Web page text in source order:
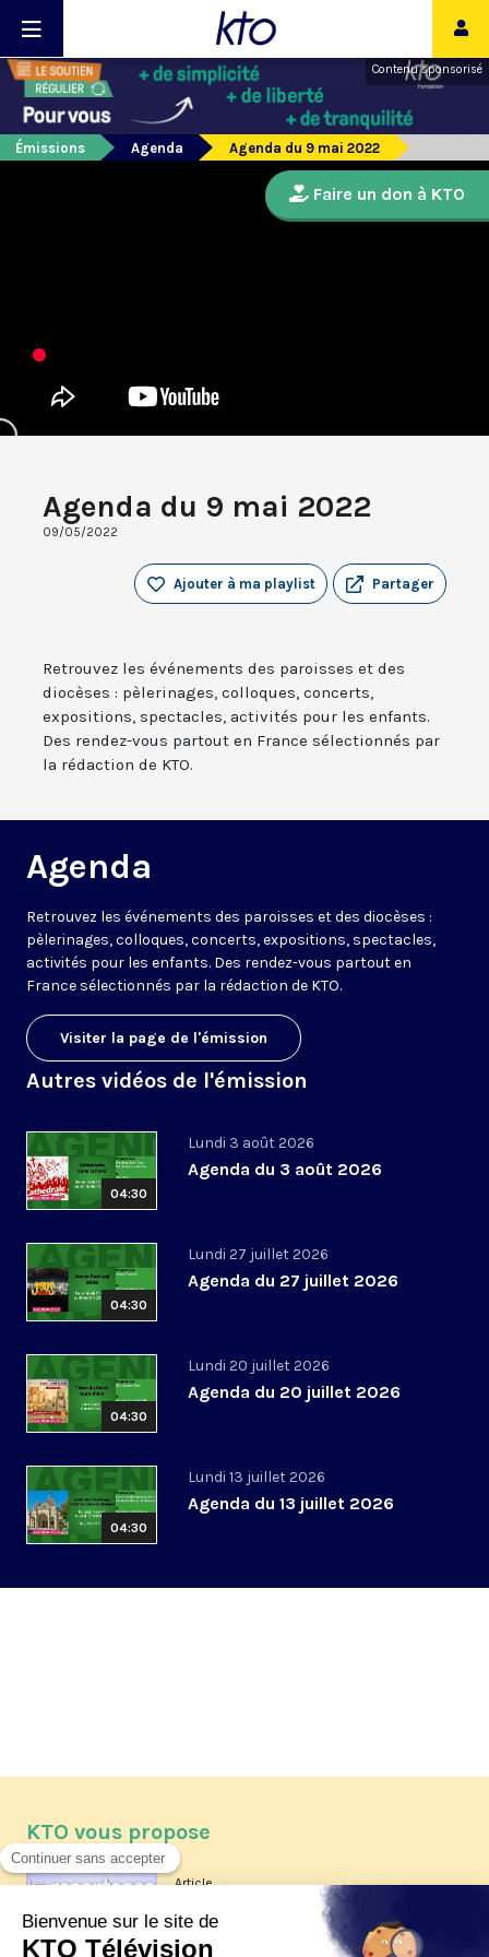
Contenu sponsorisé
Émissions Agenda Agenda du 9 mai 2022
Agenda du 9 mai 2022
09/05/2022
Partager
Ajouter à ma playlist
Retrouvez les événements des paroisses et des
diocèses : pèlerinages, colloques, concerts,
expositions, spectacles, activités pour les enfants.
Des rendez-vous partout en France sélectionnés par
la rédaction de KTO.
Agenda
Retrouvez les événements des paroisses et des diocèses :
pèlerinages, colloques, concerts, expositions, spectacles,
activités pour les enfants. Des rendez-vous partout en
France sélectionnés par la rédaction de KTO.
Visiter la page de l'émission
Autres vidéos de l'émission
04:30
Lundi 3 août 2026
Agenda du 3 août 2026
04:30
Lundi 27 juillet 2026
Agenda du 27 juillet 2026
04:30
Lundi 20 juillet 2026
Agenda du 20 juillet 2026
04:30
Lundi 13 juillet 2026
Agenda du 13 juillet 2026
Faire un don à KTO
KTO vous propose
Article
Les reportages d'été 2026 de KTO